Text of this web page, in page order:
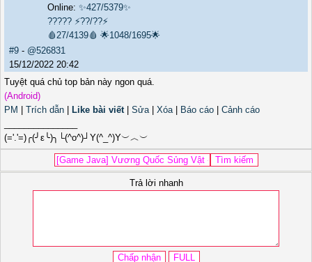
Online: ✨427/5379✨
????? ⚡??/??⚡
🩸27/4139🩸 🌟1048/1695🌟
#9 - @526831
15/12/2022 20:42
Tuyệt quá chủ top bản này ngon quá.
(Android)
PM
Trích dẫn Like bài viết| Sửa| Xóa| Báo cáo
Cảnh cáo
(='.'=)╭(╯ε╰)╮└(^o^)┘Y(^_^)Y︶︿︶
Trả lời nhanh